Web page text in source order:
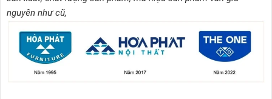
nguyên như cũ,